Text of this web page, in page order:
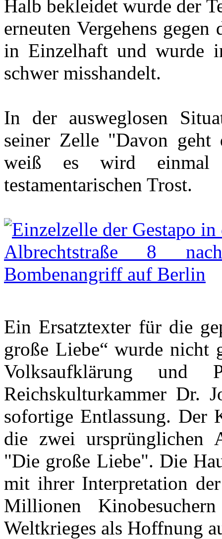
Halb bekleidet wurde der
erneuten Vergehens
in Einzelhaft und wurde
schwer misshandelt.
In der ausweglosen
seiner Zelle "Davon
weiß es wird einmal
testamentarischen Trost.
Ein Ersatztexter für die
große Liebe“ wurde nicht
Volksaufklärung und
Reichskulturkammer Dr.
sofortige Entlassung. Der
die zwei ursprünglichen
"Die große Liebe". Die
mit ihrer Interpretation
Millionen
Weltkrieges als Hoffnung